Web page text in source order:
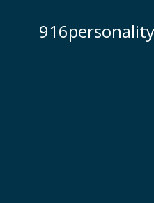
916personality